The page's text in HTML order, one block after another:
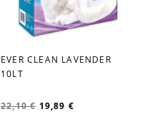
favorite_border
EVER CLEAN LAVENDER
10LT
22,10 € 19,89 €